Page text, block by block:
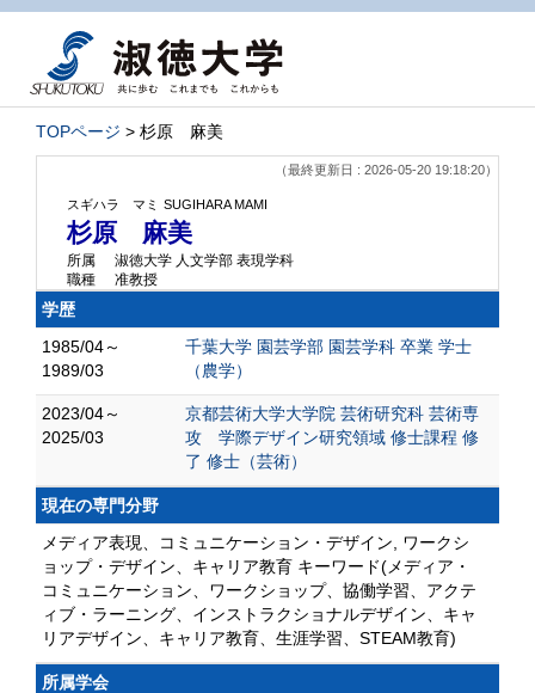
TOPページ > 杉原 麻美
（最終更新日 : 2026-05-20 19:18:20）
スギハラ マミ SUGIHARA MAMI
杉原 麻美
所属
淑徳大学 人文学部 表現学科
職種
准教授
学歴
1985/04～
1989/03
千葉大学 園芸学部 園芸学科 卒業 学士
（農学）
2023/04～
2025/03
京都芸術大学大学院 芸術研究科 芸術専
攻 学際デザイン研究領域 修士課程 修
了 修士（芸術）
現在の専門分野
メディア表現、コミュニケーション・デザイン, ワークシ
ョップ・デザイン、キャリア教育 キーワード(メディア・
コミュニケーション、ワークショップ、協働学習、アクテ
ィブ・ラーニング、インストラクショナルデザイン、キャ
リアデザイン、キャリア教育、生涯学習、STEAM教育)
所属学会